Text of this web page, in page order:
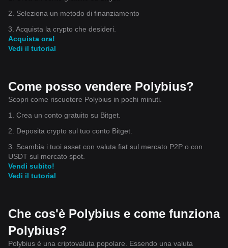
2. Seleziona un metodo di finanziamento
3. Acquista la crypto che desideri.
Acquista ora!
Vedi il tutorial
Come posso vendere Polybius?
Scopri come riscuotere Polybius in pochi minuti.
1. Crea un conto gratuito su Bitget.
2. Deposita crypto sul tuo conto Bitget.
3. Scambia i tuoi asset con valuta fiat sul mercato P2P o con
USDT sul mercato spot.
Vendi subito!
Vedi il tutorial
Che cos'è Polybius e come funziona
Polybius?
Polybius è una criptovaluta popolare. Essendo una valuta